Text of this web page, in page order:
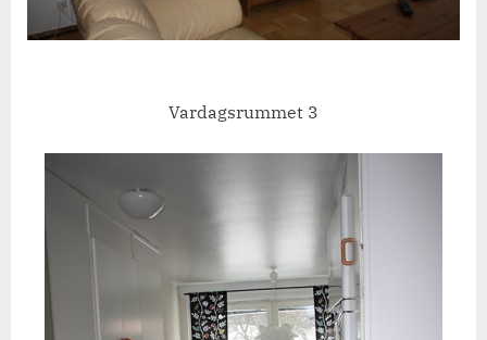
Vardagsrummet 3